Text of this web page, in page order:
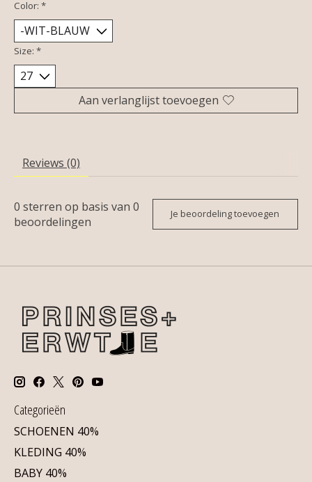
Color: *
Size: *
Aan verlanglijst toevoegen
Reviews (0)
0 sterren op basis van 0
beoordelingen
Je beoordeling toevoegen
Categorieën
SCHOENEN 40%
KLEDING 40%
BABY 40%